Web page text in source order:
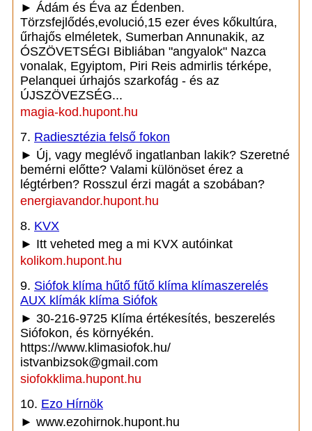
► Ádám és Éva az Édenben.
Törzsfejlődés,evolució,15 ezer éves kőkultúra,
űrhajős elméletek, Sumerban Annunakik, az
ÓSZÖVETSÉGI Bibliában "angyalok" Nazca
vonalak, Egyiptom, Piri Reis admirlis térképe,
Pelanquei úrhajós szarkofág - és az
ÚJSZÖVEZSÉG...
magia-kod.hupont.hu
7. Radiesztézia felső fokon
► Új, vagy meglévő ingatlanban lakik? Szeretné
bemérni előtte? Valami különöset érez a
légtérben? Rosszul érzi magát a szobában?
energiavandor.hupont.hu
8. KVX
► Itt veheted meg a mi KVX autóinkat
kolikom.hupont.hu
9. Siófok klíma hűtő fűtő klíma klímaszerelés
AUX klímák klíma Siófok
► 30-216-9725 Klíma értékesítés, beszerelés
Siófokon, és környékén.
https://www.klimasiofok.hu/
istvanbizsok@gmail.com
siofokklima.hupont.hu
10. Ezo Hírnök
► www.ezohirnok.hupont.hu